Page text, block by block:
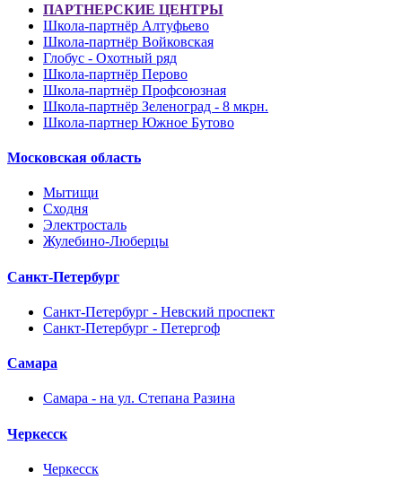
ПАРТНЕРСКИЕ ЦЕНТРЫ
Школа-партнёр Алтуфьево
Школа-партнёр Войковская
Глобус - Охотный ряд
Школа-партнёр Перово
Школа-партнёр Профсоюзная
Школа-партнёр Зеленоград - 8 мкрн.
Школа-партнер Южное Бутово
Московская область
Мытищи
Сходня
Электросталь
Жулебино-Люберцы
Санкт-Петербург
Санкт-Петербург - Невский проспект
Санкт-Петербург - Петергоф
Самара
Самара - на ул. Степана Разина
Черкесск
Черкесск